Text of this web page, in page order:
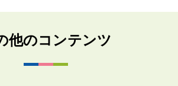
他のコンテンツ